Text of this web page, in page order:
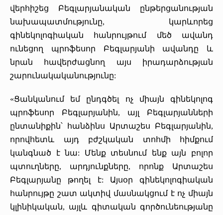
վերհիշեց Բեգլարյանական ընթերցանության
նախապատմությունը, կարևորեց
գինեկոլոգիական հանրույթում մեծ ավանդ
ունեցող պրոֆեսոր Բեգլարյանի ավանդը և
նրան հավերժացնող այս իրադարձության
շարունակականությունը:
«Ցանկանում եմ ընդգծել ոչ միայն գինեկոլոգ
պրոֆեսոր Բեգլարյանին, այլ Բեգլարյանների
ընտանիքին՝ հանձինս Արտաշես Բեգլարյանին,
որովհետև այդ բժշկական տոհմի հիմքում
կանգնած է նա: Մենք տեսնում ենք այն բոլոր
պտուղները, արդյունքները, որոնք Արտաշես
Բեգլարյանը թողել է: Այսօր գինեկոլոգիական
հանրույթը շատ ակտիվ մասնակցում է ոչ միայն
կլինիկական, այլև գիտական գործունեությանը